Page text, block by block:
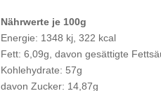
Nährwerte je 100g
Energie: 1348 kj, 322 kcal
Fett: 6,09g, davon gesättigte
Kohlehydrate: 57g
davon Zucker: 14,87g